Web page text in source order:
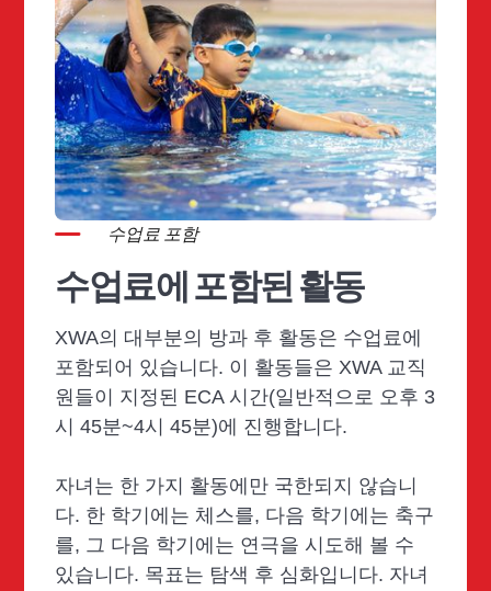
수업료 포함
수업료에 포함된 활동
XWA의 대부분의 방과 후 활동은 수업료에
포함되어 있습니다. 이 활동들은 XWA 교직
원들이 지정된 ECA 시간(일반적으로 오후 3
시 45분~4시 45분)에 진행합니다.
자녀는 한 가지 활동에만 국한되지 않습니
다. 한 학기에는 체스를, 다음 학기에는 축구
를, 그 다음 학기에는 연극을 시도해 볼 수
있습니다. 목표는 탐색 후 심화입니다. 자녀